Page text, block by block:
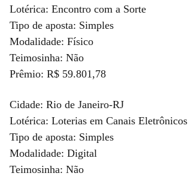
Lotérica: Encontro com a Sorte
Tipo de aposta: Simples
Modalidade: Físico
Teimosinha: Não
Prêmio: R$ 59.801,78
Cidade: Rio de Janeiro-RJ
Lotérica: Loterias em Canais Eletrônicos
Tipo de aposta: Simples
Modalidade: Digital
Teimosinha: Não